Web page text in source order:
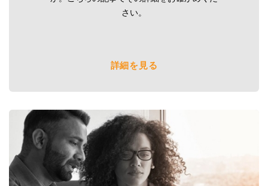
さい。
詳細を見る